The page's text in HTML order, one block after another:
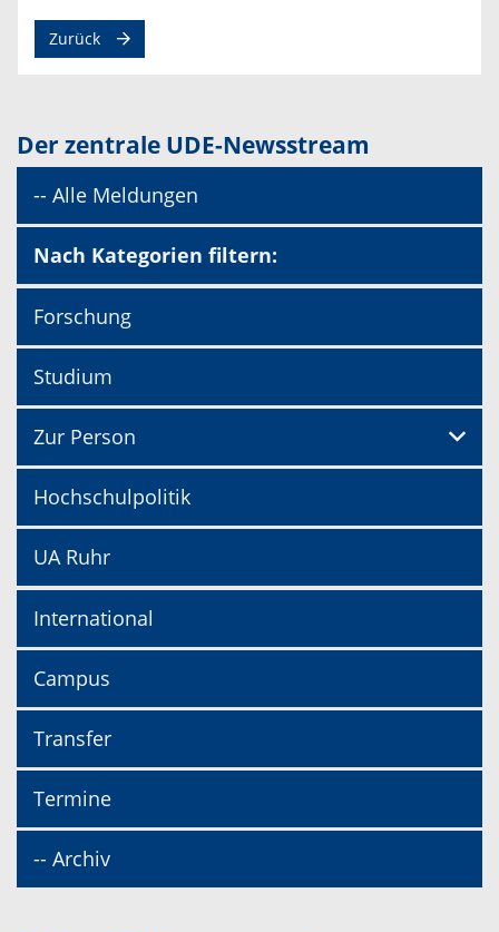
Zurück
Der zentrale UDE-Newsstream
-- Alle Meldungen
Nach Kategorien filtern:
Forschung
Studium
Zur Person
Hochschulpolitik
UA Ruhr
International
Campus
Transfer
Termine
-- Archiv